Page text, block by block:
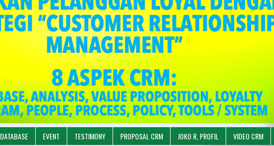
DATABASE EVENT TESTIMONY PROPOSAL CRM JOKO R, PROFIL VIDEO CRM